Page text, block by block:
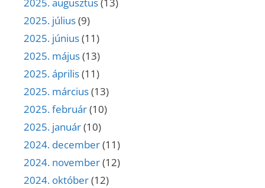
2025. augusztus(13)
2025. július(9)
2025. június(11)
2025. május(13)
2025. április(11)
2025. március(13)
2025. február(10)
2025. január(10)
2024. december(11)
2024. november(12)
2024. október(12)